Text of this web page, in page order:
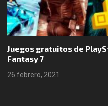
Juegos gratuitos de
Fantasy 7
26 febrero, 2021